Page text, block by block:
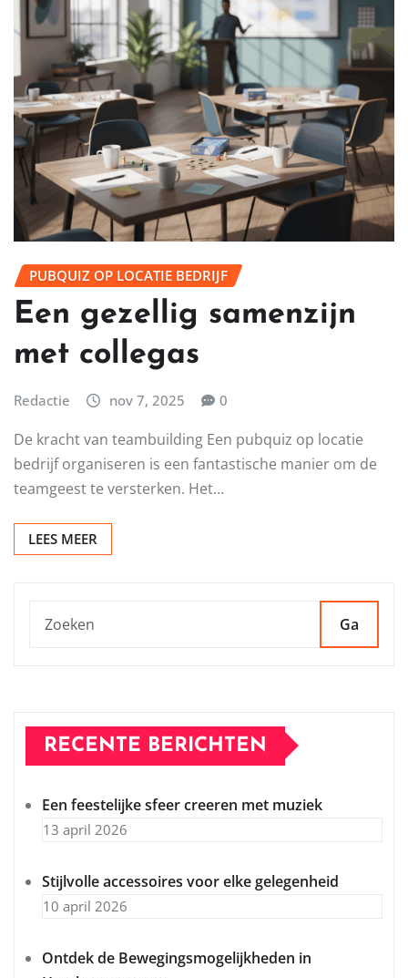
PUBQUIZ OP LOCATIE BEDRIJF
Een gezellig samenzijn
met collegas
Redactie nov 7, 2025 0
De kracht van teambuilding Een pubquiz op locatie
bedrijf organiseren is een fantastische manier om de
teamgeest te versterken. Het…
LEES MEER
Ga
RECENTE BERICHTEN
Een feestelijke sfeer creeren met muziek
13 april 2026
Stijlvolle accessoires voor elke gelegenheid
10 april 2026
Ontdek de Bewegingsmogelijkheden in